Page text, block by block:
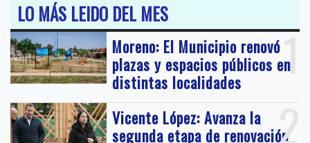
LO MÁS LEIDO DEL MES
1
Moreno: El Municipio renovó
plazas y espacios públicos en
distintas localidades
2
Vicente López: Avanza la
segunda etapa de renovación